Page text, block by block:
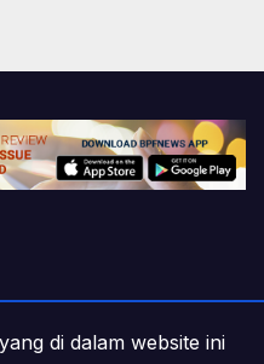
di dalam website ini